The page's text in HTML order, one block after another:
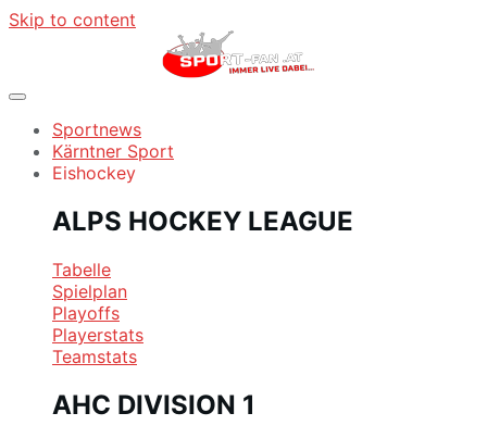
Skip to content
Sportnews
Kärntner Sport
Eishockey
ALPS HOCKEY LEAGUE
Tabelle
Spielplan
Playoffs
Playerstats
Teamstats
AHC DIVISION 1